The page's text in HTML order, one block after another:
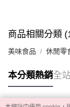
商品相關分類
美味食品 休閒零
本分類熱銷全